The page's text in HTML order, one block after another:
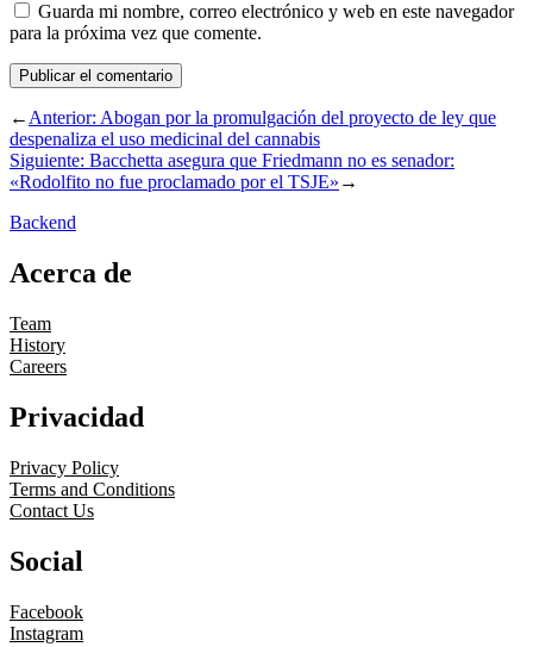
Guarda mi nombre, correo electrónico y web en este navegador
para la próxima vez que comente.
←Anterior: Abogan por la promulgación del proyecto de ley que
despenaliza el uso medicinal del cannabis
Siguiente: Bacchetta asegura que Friedmann no es senador:
«Rodolfito no fue proclamado por el TSJE» →
Backend
Acerca de
Team
History
Careers
Privacidad
Privacy Policy
Terms and Conditions
Contact Us
Social
Facebook
Instagram